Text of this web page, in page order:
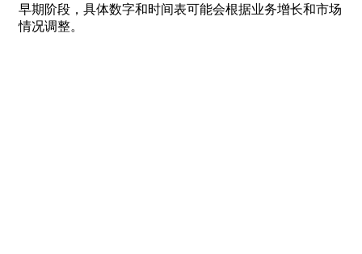
早期阶段，具体数字和时间表可能会根据业务增长和市场
情况调整。